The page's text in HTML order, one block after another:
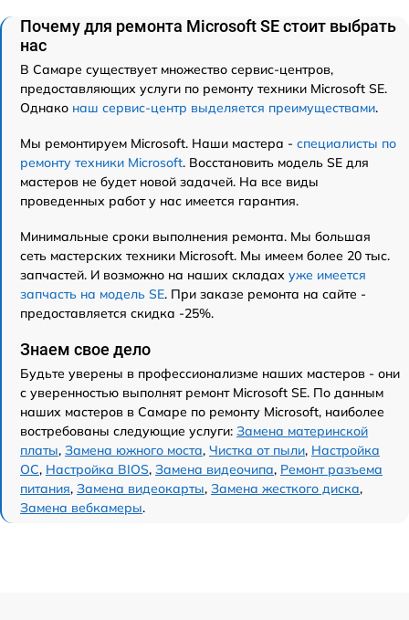
Почему для ремонта Microsoft SE стоит выбрать
нас
В Самаре существует множество сервис-центров,
предоставляющих услуги по ремонту техники Microsoft SE.
Однако наш сервис-центр выделяется преимуществами.
Мы ремонтируем Microsoft. Наши мастера - специалисты по
ремонту техники Microsoft. Восстановить модель SE для
мастеров не будет новой задачей. На все виды
проведенных работ у нас имеется гарантия.
Минимальные сроки выполнения ремонта. Мы большая
сеть мастерских техники Microsoft. Мы имеем более 20 тыс.
запчастей. И возможно на наших складах уже имеется
запчасть на модель SE. При заказе ремонта на сайте -
предоставляется скидка -25%.
Знаем свое дело
Будьте уверены в профессионализме наших мастеров - они
с уверенностью выполнят ремонт Microsoft SE. По данным
наших мастеров в Самаре по ремонту Microsoft, наиболее
востребованы следующие услуги: Замена материнской
платы, Замена южного моста, Чистка от пыли, Настройка
ОС, Настройка BIOS, Замена видеочипа, Ремонт разъема
питания, Замена видеокарты, Замена жесткого диска,
Замена вебкамеры.